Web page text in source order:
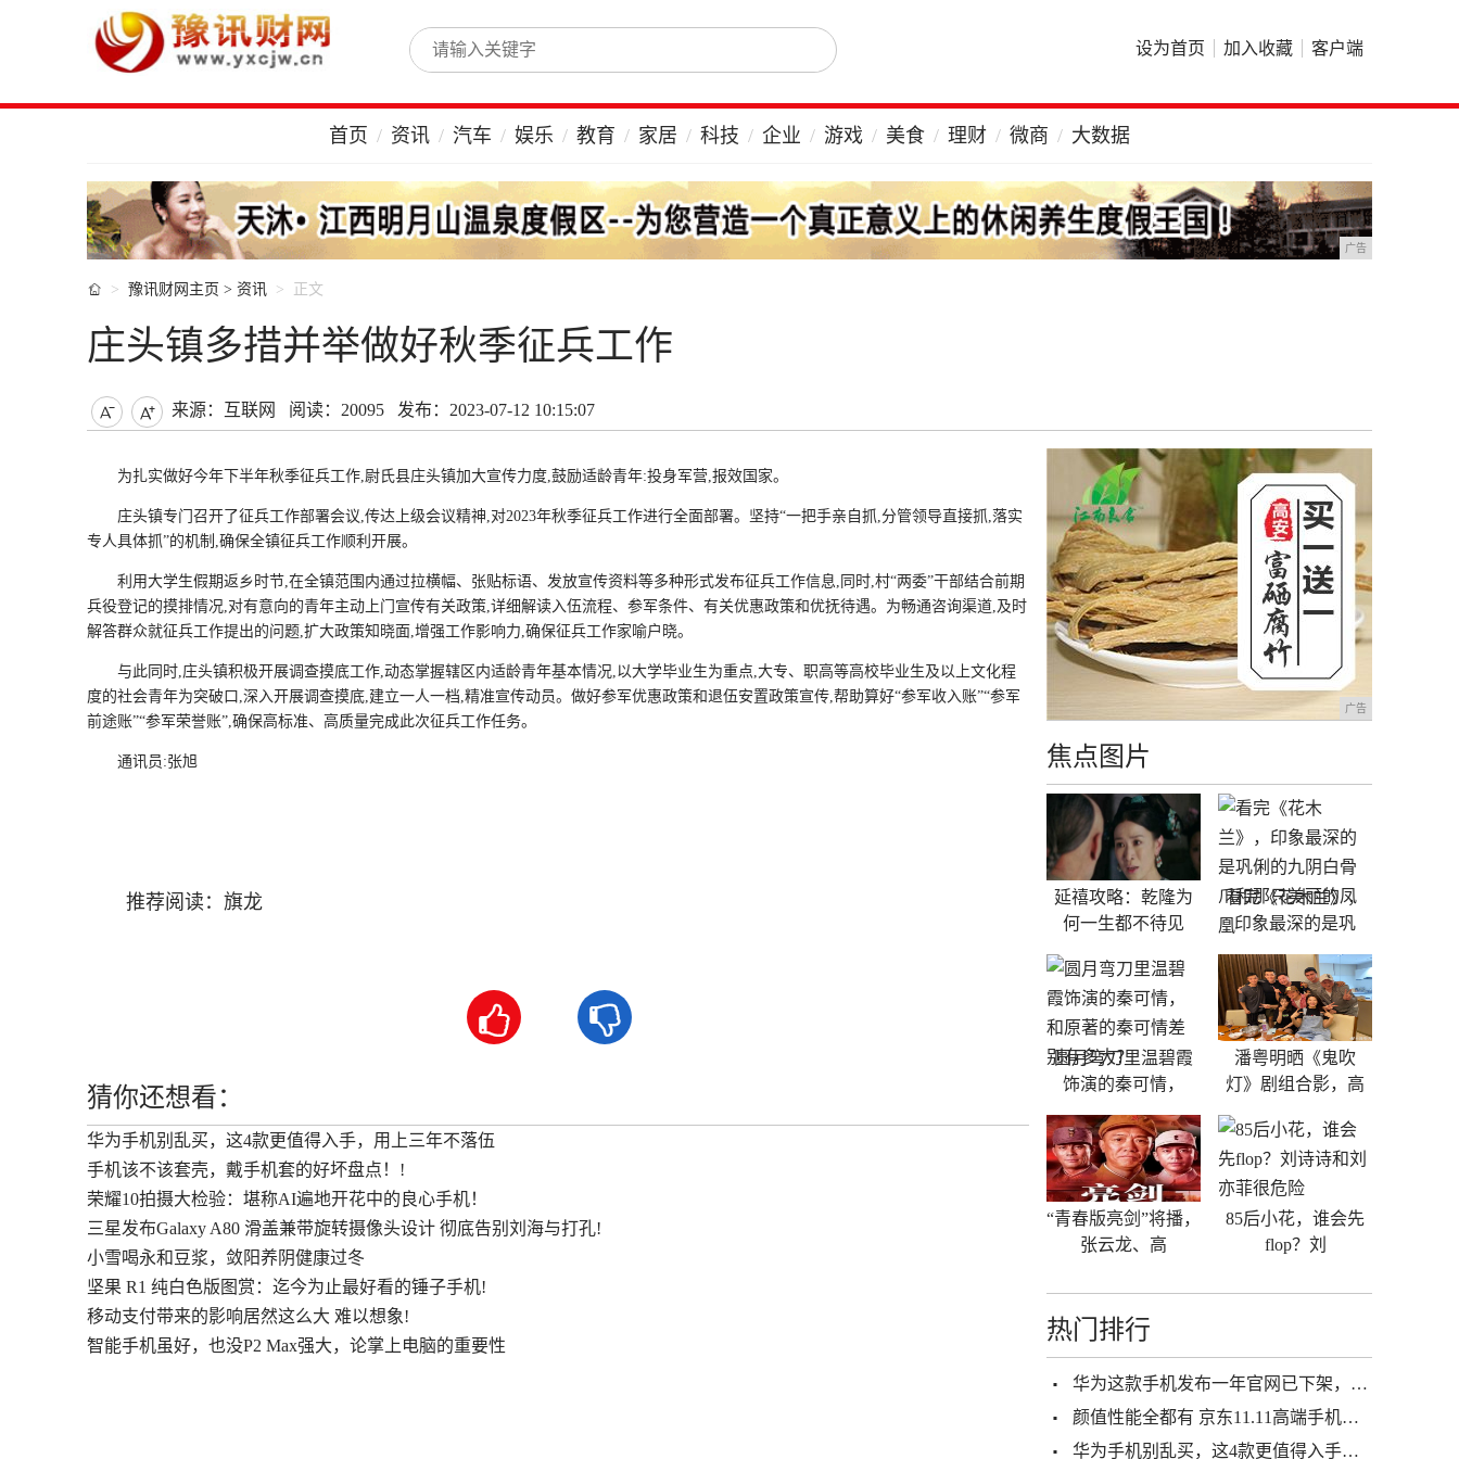
设为首页 加入收藏 客户端
首页 资讯 汽车 娱乐 教育 家居 科技 企业 游戏 美食 理财 微商 大数据
广告
 豫讯财网主页 > 资讯 正文
庄头镇多措并举做好秋季征兵工作
  来源：互联网 阅读：20095 发布：2023-07-12 10:15:07
为扎实做好今年下半年秋季征兵工作,尉氏县庄头镇加大宣传力度,鼓励适龄青年:投身军营,报效国家。
庄头镇专门召开了征兵工作部署会议,传达上级会议精神,对2023年秋季征兵工作进行全面部署。坚持“一把手亲自抓,分管领导直接抓,落实
专人具体抓”的机制,确保全镇征兵工作顺利开展。
利用大学生假期返乡时节,在全镇范围内通过拉横幅、张贴标语、发放宣传资料等多种形式发布征兵工作信息,同时,村“两委”干部结合前期
兵役登记的摸排情况,对有意向的青年主动上门宣传有关政策,详细解读入伍流程、参军条件、有关优惠政策和优抚待遇。为畅通咨询渠道,及时
解答群众就征兵工作提出的问题,扩大政策知晓面,增强工作影响力,确保征兵工作家喻户晓。
与此同时,庄头镇积极开展调查摸底工作,动态掌握辖区内适龄青年基本情况,以大学毕业生为重点,大专、职高等高校毕业生及以上文化程
度的社会青年为突破口,深入开展调查摸底,建立一人一档,精准宣传动员。做好参军优惠政策和退伍安置政策宣传,帮助算好“参军收入账”“参军
前途账”“参军荣誉账”,确保高标准、高质量完成此次征兵工作任务。
通讯员:张旭
推荐阅读： 旗龙
 
猜你还想看：
华为手机别乱买，这4款更值得入手，用上三年不落伍
手机该不该套壳，戴手机套的好坏盘点！!
荣耀10拍摄大检验：堪称AI遍地开花中的良心手机！
三星发布Galaxy A80 滑盖兼带旋转摄像头设计 彻底告别刘海与打孔!
小雪喝永和豆浆，敛阳养阴健康过冬
坚果 R1 纯白色版图赏：迄今为止最好看的锤子手机!
移动支付带来的影响居然这么大 难以想象!
智能手机虽好，也没P2 Max强大，论掌上电脑的重要性
广告
焦点图片
延禧攻略：乾隆为
何一生都不待见
看完《花木兰》，
印象最深的是巩
圆月弯刀里温碧霞
饰演的秦可情，
潘粤明晒《鬼吹
灯》剧组合影，高
“青春版亮剑”将播，
张云龙、高
85后小花，谁会先
flop？刘
热门排行
华为这款手机发布一年官网已下架，你有用过吗？
颜值性能全都有 京东11.11高端手机了解下
华为手机别乱买，这4款更值得入手，用上三年不落伍